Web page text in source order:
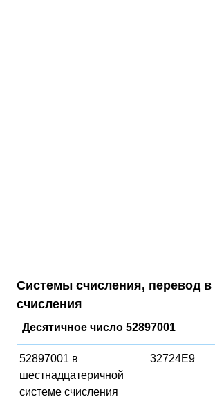
Системы счисления, перевод в
счисления
Десятичное число 52897001
52897001 в
шестнадцатеричной
системе счисления
32724E9